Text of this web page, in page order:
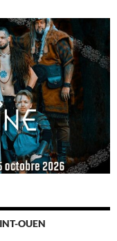
OUEN